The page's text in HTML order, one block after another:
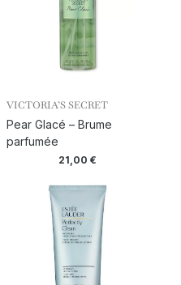
VICTORIA’S SECRET
Pear Glacé – Brume
parfumée
21,00 €